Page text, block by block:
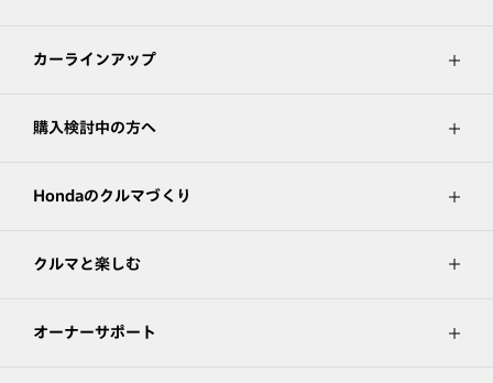
カーラインアップ
購入検討中の方へ
Hondaのクルマづくり
クルマと楽しむ
オーナーサポート